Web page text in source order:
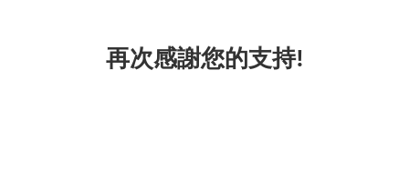
再次感謝您的支持!